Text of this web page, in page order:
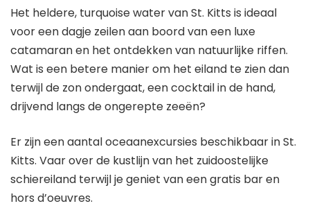
Het heldere, turquoise water van St. Kitts is ideaal
voor een dagje zeilen aan boord van een luxe
catamaran en het ontdekken van natuurlijke riffen.
Wat is een betere manier om het eiland te zien dan
terwijl de zon ondergaat, een cocktail in de hand,
drijvend langs de ongerepte zeeën?
Er zijn een aantal oceaanexcursies beschikbaar in St.
Kitts. Vaar over de kustlijn van het zuidoostelijke
schiereiland terwijl je geniet van een gratis bar en
hors d’oeuvres.